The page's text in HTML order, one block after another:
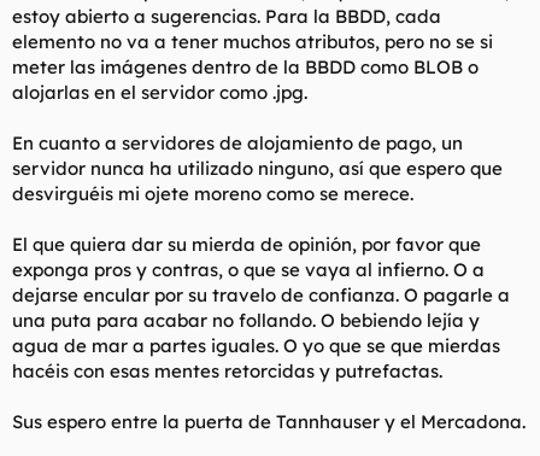
estoy abierto a sugerencias. Para la BBDD, cada
elemento no va a tener muchos atributos, pero no se si
meter las imágenes dentro de la BBDD como BLOB o
alojarlas en el servidor como .jpg.
En cuanto a servidores de alojamiento de pago, un
servidor nunca ha utilizado ninguno, así que espero que
desvirguéis mi ojete moreno como se merece.
El que quiera dar su mierda de opinión, por favor que
exponga pros y contras, o que se vaya al infierno. O a
dejarse encular por su travelo de confianza. O pagarle a
una puta para acabar no follando. O bebiendo lejía y
agua de mar a partes iguales. O yo que se que mierdas
hacéis con esas mentes retorcidas y putrefactas.
Sus espero entre la puerta de Tannhauser y el Mercadona.